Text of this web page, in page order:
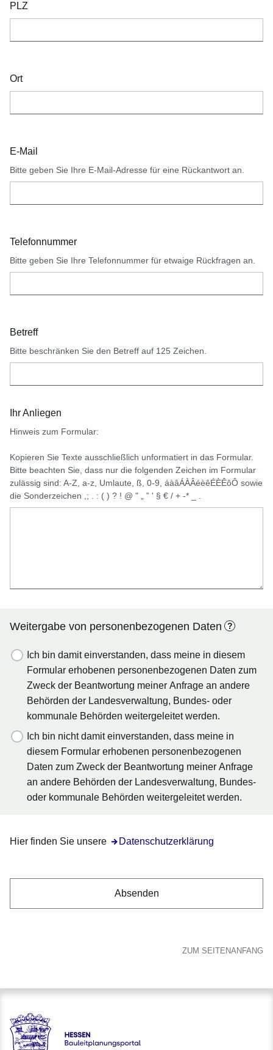
PLZ
Ort
E-Mail
Bitte geben Sie Ihre E-Mail-Adresse für eine Rückantwort an.
Telefonnummer
Bitte geben Sie Ihre Telefonnummer für etwaige Rückfragen an.
Betreff
Bitte beschränken Sie den Betreff auf 125 Zeichen.
Ihr Anliegen
Hinweis zum Formular:
Kopieren Sie Texte ausschließlich unformatiert in das Formular.
Bitte beachten Sie, dass nur die folgenden Zeichen im Formular
zulässig sind: A-Z, a-z, Umlaute, ß, 0-9, áàâÁÀÂéèêÉÈÊôÔ sowie
die Sonderzeichen ,; . : ( ) ? ! @ " „ ‟ ' § € / + -* _ .
Weitergabe von personenbezogenen Daten ?
Ich bin damit einverstanden, dass meine in diesem
Formular erhobenen personenbezogenen Daten zum
Zweck der Beantwortung meiner Anfrage an andere
Behörden der Landesverwaltung, Bundes- oder
kommunale Behörden weitergeleitet werden.
Ich bin nicht damit einverstanden, dass meine in
diesem Formular erhobenen personenbezogenen
Daten zum Zweck der Beantwortung meiner Anfrage
an andere Behörden der Landesverwaltung, Bundes-
oder kommunale Behörden weitergeleitet werden.
Hier finden Sie unsere Datenschutzerklärung
Öffnet sich in einem neuen Fenster
ZUM SEITENANFANG